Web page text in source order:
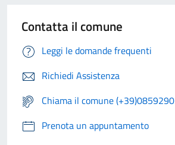
Contatta il comune
Leggi le domande frequenti
Richiedi Assistenza
Chiama il comune
Prenota un appuntamento